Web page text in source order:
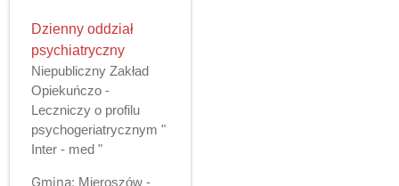
Dzienny oddział
psychiatryczny
Niepubliczny Zakład
Opiekuńczo -
Leczniczy o profilu
psychogeriatrycznym "
Inter - med "
Gmina: Mieroszów -